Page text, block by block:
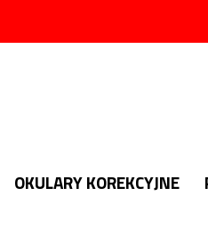
OKULARY KOREKCYJNE